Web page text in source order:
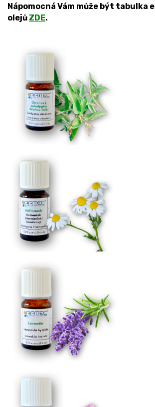
Nápomocná Vám může být tabulka
olejů ZDE.